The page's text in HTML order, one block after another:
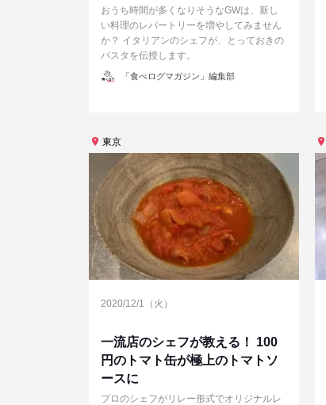
おうち時間が多くなりそうなGWは、新し
い料理のレパートリーを増やしてみません
か？ イタリアンのシェフが、とっておきの
パスタを伝授します。
投「食べログマガジン」編集部
東京
2020/12/1（火）
一流店のシェフが教える！ 100
円のトマト缶が極上のトマトソ
ースに
プロのシェフがリレー形式でオリジナルレ